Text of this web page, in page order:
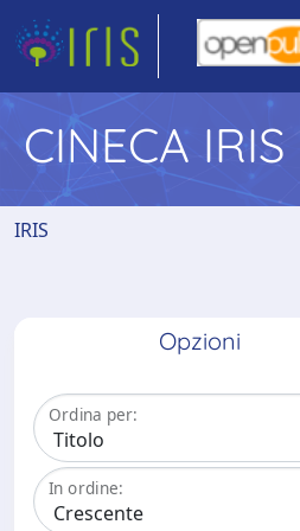
CINECA IRIS
IRIS
Opzioni
Ordina per:
In ordine: